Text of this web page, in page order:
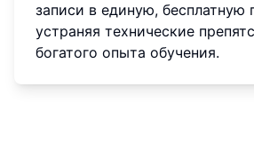
записи в единую, бесплатную
устраняя технические
богатого опыта обучения.